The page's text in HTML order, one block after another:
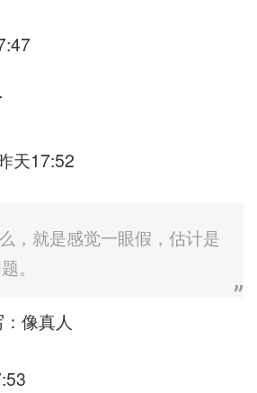
天17:52
，就是感觉一眼假，估计是
。
像真人